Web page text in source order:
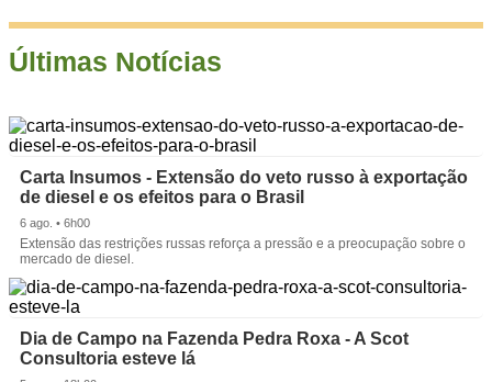
Últimas Notícias
Carta Insumos - Extensão do veto russo à exportação
de diesel e os efeitos para o Brasil
6 ago. • 6h00
Extensão das restrições russas reforça a pressão e a preocupação sobre o
mercado de diesel.
Dia de Campo na Fazenda Pedra Roxa - A Scot
Consultoria esteve lá